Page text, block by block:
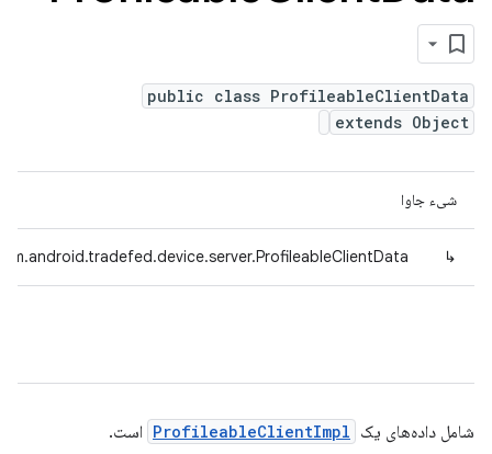
public class ProfileableClientData
extends Object
شیء جاوا
↳
شامل داده‌های یک ProfileableClientImpl است.